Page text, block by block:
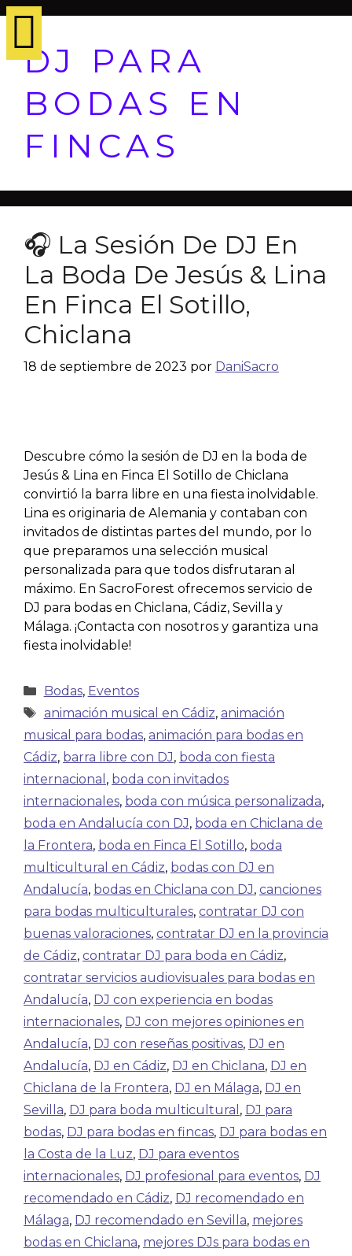
DJ PARA
BODAS EN
FINCAS
🎧 La Sesión De DJ En
La Boda De Jesús & Lina
En Finca El Sotillo,
Chiclana
18 de septiembre de 2023 por DaniSacro
Descubre cómo la sesión de DJ en la boda de
Jesús & Lina en Finca El Sotillo de Chiclana
convirtió la barra libre en una fiesta inolvidable.
Lina es originaria de Alemania y contaban con
invitados de distintas partes del mundo, por lo
que preparamos una selección musical
personalizada para que todos disfrutaran al
máximo. En SacroForest ofrecemos servicio de
DJ para bodas en Chiclana, Cádiz, Sevilla y
Málaga. ¡Contacta con nosotros y garantiza una
fiesta inolvidable!
Bodas, Eventos
animación musical en Cádiz, animación
musical para bodas, animación para bodas en
Cádiz, barra libre con DJ, boda con fiesta
internacional , boda con invitados
internacionales, boda con música personalizada,
boda en Andalucía con DJ, boda en Chiclana de
la Frontera, boda en Finca El Sotillo, boda
multicultural en Cádiz, bodas con DJ en
Andalucía, bodas en Chiclana con DJ, canciones
para bodas multiculturales, contratar DJ con
buenas valoraciones, contratar DJ en la provincia
de Cádiz, contratar DJ para boda en Cádiz,
contratar servicios audiovisuales para bodas en
Andalucía, DJ con experiencia en bodas
internacionales, DJ con mejores opiniones en
Andalucía, DJ con reseñas positivas, DJ en
Andalucía, DJ en Cádiz, DJ en Chiclana, DJ en
Chiclana de la Frontera, DJ en Málaga, DJ en
Sevilla, DJ para boda multicultural , DJ para
bodas, DJ para bodas en fincas, DJ para bodas en
la Costa de la Luz, DJ para eventos
internacionales, DJ profesional para eventos, DJ
recomendado en Cádiz, DJ recomendado en
Málaga, DJ recomendado en Sevilla, mejores
bodas en Chiclana, mejores DJs para bodas en